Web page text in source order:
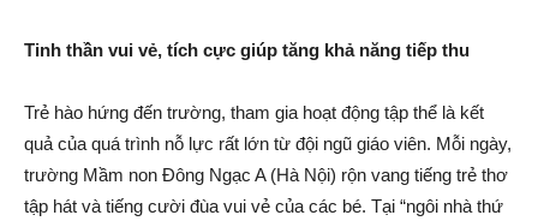
Tinh thần vui vẻ, tích cực giúp tăng khả năng tiếp thu
Trẻ hào hứng đến trường, tham gia hoạt động tập thể là kết
quả của quá trình nỗ lực rất lớn từ đội ngũ giáo viên. Mỗi ngày,
trường Mầm non Đông Ngạc A (Hà Nội) rộn vang tiếng trẻ thơ
tập hát và tiếng cười đùa vui vẻ của các bé. Tại “ngôi nhà thứ